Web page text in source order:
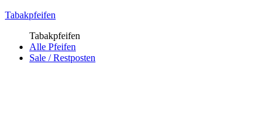
Tabakpfeifen
Tabakpfeifen
Alle Pfeifen
Sale / Restposten